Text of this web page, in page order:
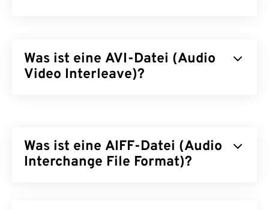
Was ist eine AVI-Datei (Audio
Video Interleave)?
(RIFF) . Mithilfe von Drittanbieterprogrammen
unterstützt AVI Kapitel, Untertitel, Menüs,
Was ist eine AIFF-Datei (Audio
Interchange File Format)?